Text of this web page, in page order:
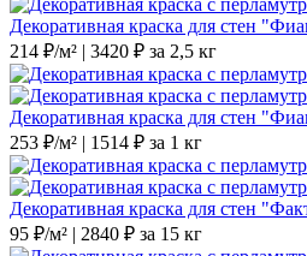
Декоративная краска для стен
214 ₽/м² | 3420 ₽ за 2,5 кг
Декоративная краска для стен
253 ₽/м² | 1514 ₽ за 1 кг
Декоративная краска для стен
95 ₽/м² | 2840 ₽ за 15 кг